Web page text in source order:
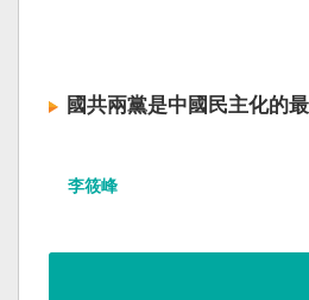
國共兩黨是中國民主化的
李筱峰